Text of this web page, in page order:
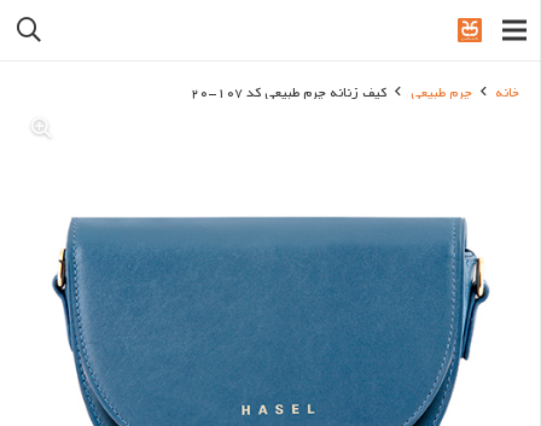
خانه چرم طبیعی کیف زنانه چرم طبیعی کد 107-20